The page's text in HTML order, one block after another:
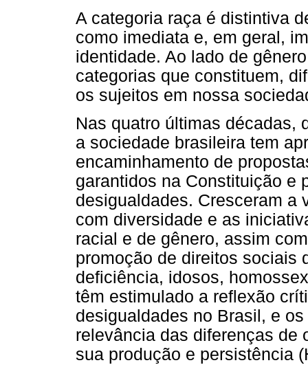
A categoria raça é distintiva
como imediata e, em geral,
identidade. Ao lado de
categorias que constituem,
os sujeitos em nossa
Nas quatro últimas décadas,
a sociedade brasileira tem
encaminhamento de
garantidos na Constituição e
desigualdades. Cresceram a
com diversidade e as
racial e de gênero, assim
promoção de direitos sociais
deficiência, idosos,
têm estimulado a reflexão
desigualdades no Brasil, e
relevância das diferenças de
sua produção e persistência